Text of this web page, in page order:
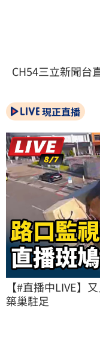
CH54三立新聞台
現正直播
【#直播中LIVE】
築巢駐足